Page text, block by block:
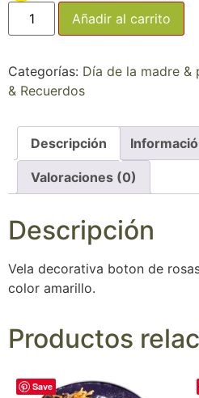
Añadir al carrito
Categorías: Día de la madre &
& Recuerdos
Descripción
Valoraciones (0)
Descripción
Vela decorativa boton de
color amarillo.
Productos
Save